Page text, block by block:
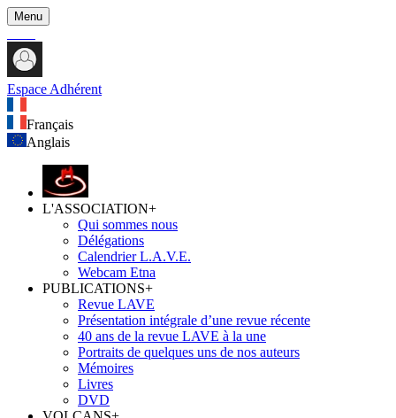
Menu
Espace Adhérent
Français
Anglais
L'ASSOCIATION+
Qui sommes nous
Délégations
Calendrier L.A.V.E.
Webcam Etna
PUBLICATIONS+
Revue LAVE
Présentation intégrale d’une revue récente
40 ans de la revue LAVE à la une
Portraits de quelques uns de nos auteurs
Mémoires
Livres
DVD